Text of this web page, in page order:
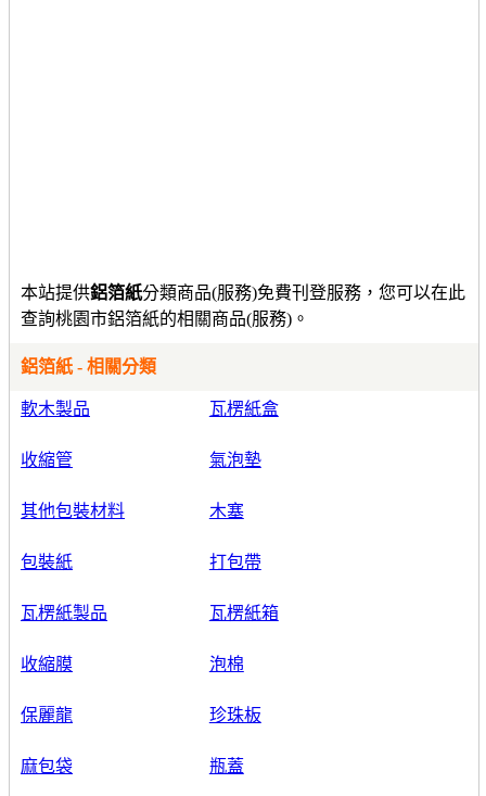
本站提供鋁箔紙分類商品(服務)免費刊登服務，您可以在此
查詢桃園市鋁箔紙的相關商品(服務)。
鋁箔紙 - 相關分類
軟木製品 瓦楞紙盒
收縮管 氣泡墊
其他包裝材料 木塞
包裝紙 打包帶
瓦楞紙製品 瓦楞紙箱
收縮膜 泡棉
保麗龍 珍珠板
麻包袋 瓶蓋